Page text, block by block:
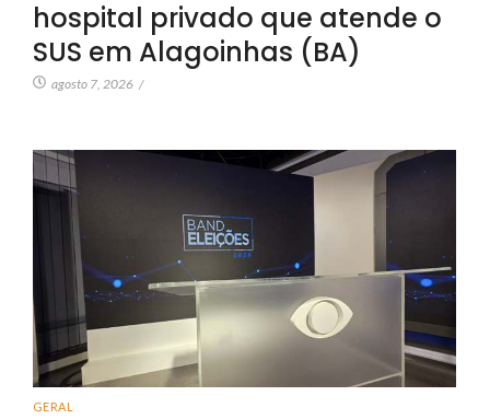
hospital privado que atende o
SUS em Alagoinhas (BA)
agosto 7, 2026 /
GERAL